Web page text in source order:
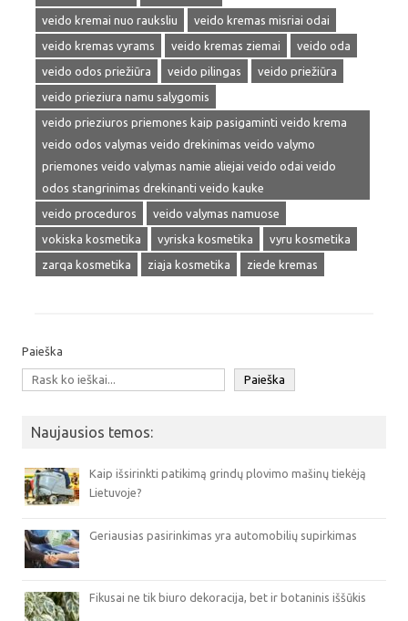
veido kremai nuo rauksliu
veido kremas misriai odai
veido kremas vyrams
veido kremas ziemai
veido oda
veido odos priežiūra
veido pilingas
veido priežiūra
veido prieziura namu salygomis
veido prieziuros priemones kaip pasigaminti veido krema
veido odos valymas veido drekinimas veido valymo
priemones veido valymas namie aliejai veido odai veido
odos stangrinimas drekinanti veido kauke
veido proceduros
veido valymas namuose
vokiska kosmetika
vyriska kosmetika
vyru kosmetika
zarqa kosmetika
ziaja kosmetika ziede kremas
Paieška
Paieška
Naujausios temos:
Kaip išsirinkti patikimą grindų plovimo mašinų tiekėją
Lietuvoje?
Geriausias pasirinkimas yra automobilių supirkimas
Fikusai ne tik biuro dekoracija, bet ir botaninis iššūkis